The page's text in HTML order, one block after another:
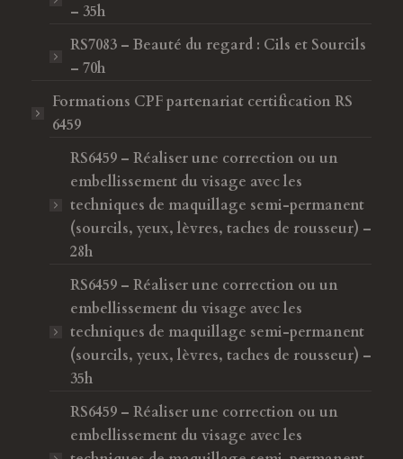
– 35h
RS7083 – Beauté du regard : Cils et Sourcils
– 70h
Formations CPFpartenariat certification RS
6459
RS6459 – Réaliser une correction ou un
embellissement du visage avec les
techniques de maquillage semi-permanent
(sourcils, yeux, lèvres, taches de rousseur) –
28h
RS6459 – Réaliser une correction ou un
embellissement du visage avec les
techniques de maquillage semi-permanent
(sourcils, yeux, lèvres, taches de rousseur) –
35h
RS6459 – Réaliser une correction ou un
embellissement du visage avec les